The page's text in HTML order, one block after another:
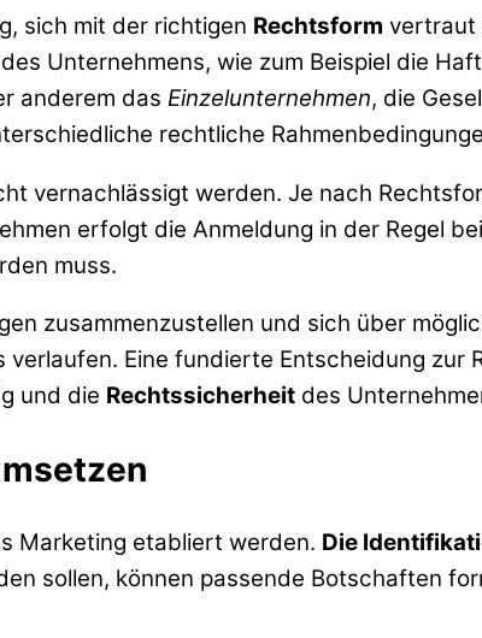
sich mit der richtigen Rechtsform vertraut
Unternehmens, wie zum Beispiel die
anderem das Einzelunternehmen, die
rechtliche
vernachlässigt werden. Je nach
erfolgt die Anmeldung in der Regel
muss.
zusammenzustellen und sich über
Eine fundierte Entscheidung zur
und die Rechtssicherheit des
Marketing etabliert werden. Die
sollen, können passende Botschaften